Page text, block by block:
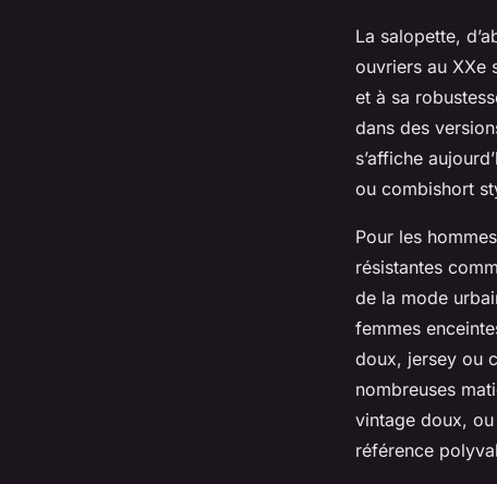
La salopette,
ouvriers au XXe
et à sa
dans des
s’affiche
ou combishort
Pour les
résistantes
de la mode
femmes
doux, jersey ou
nombreuses
vintage doux,
référence